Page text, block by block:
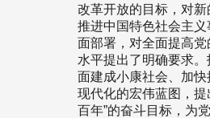
改革开放的目标，对
推进中国特色社会主
面部署，对全面提高
水平提出了明确要求
面建成小康社会、加快
现代化的宏伟蓝图，提
百年”的奋斗目标，为